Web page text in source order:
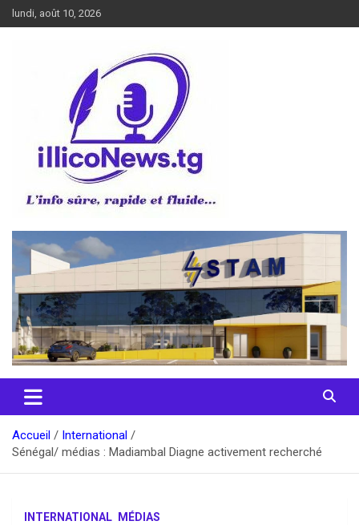
Aller
au
lundi, août 10, 2026
illiconews
Accueil
International
Sénégal/ médias : Madiambal Diagne activement recherché
INTERNATIONAL MÉDIAS